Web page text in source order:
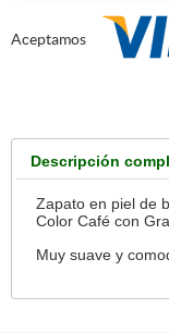
Aceptamos
Descripción
Zapato en piel de
Color Café con
Muy suave y